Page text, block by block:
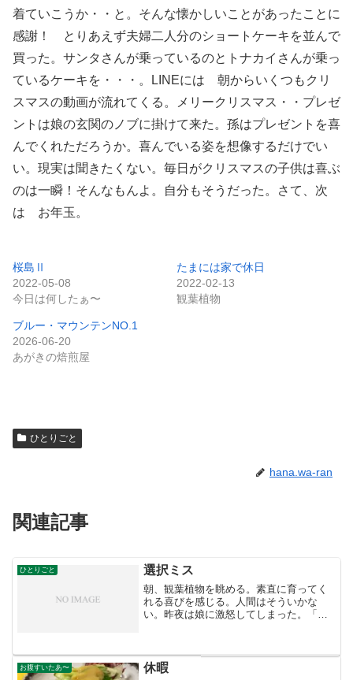
着ていこうか・・と。そんな懐かしいことがあったことに
感謝！ とりあえず夫婦二人分のショートケーキを並んで
買った。サンタさんが乗っているのとトナカイさんが乗っ
ているケーキを・・・。LINEには 朝からいくつもクリ
スマスの動画が流れてくる。メリークリスマス・・プレゼ
ントは娘の玄関のノブに掛けて来た。孫はプレゼントを喜
んでくれただろうか。喜んでいる姿を想像するだけでい
い。現実は聞きたくない。毎日がクリスマスの子供は喜ぶ
のは一瞬！そんなもんよ。自分もそうだった。さて、次
は お年玉。
桜島Ⅱ
2022-05-08
今日は何したぁ〜
たまには家で休日
2022-02-13
観葉植物
ブルー・マウンテンNO.1
2026-06-20
あがきの焙煎屋
ひとりごと
hana.wa-ran
関連記事
ひとりごと 選択ミス
朝、観葉植物を眺める。素直に育ってく
れる喜びを感じる。人間はそういかな
い。昨夜は娘に激怒してしまった。「調
山圭吾。読んでいるうちにむかついてき
た。何なんだ、この本、私の...
お腹すいたあ〜 休暇